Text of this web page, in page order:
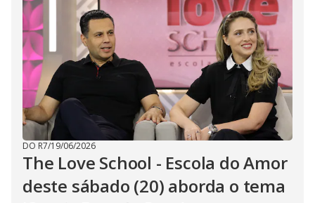
DO R7/19/06/2026
The Love School - Escola do Amor
deste sábado (20) aborda o tema